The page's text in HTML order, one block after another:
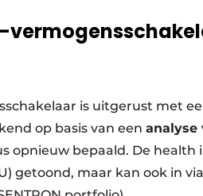
is uitgerust met
op basis van een analyse
opnieuw bepaald. De
getoond, maar kan ook in